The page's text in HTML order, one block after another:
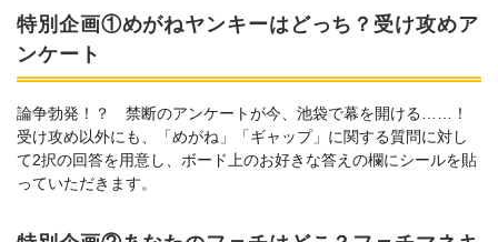
特別企画①めがねヤンキーはどっち？受け攻めア
ンケート
論争勃発！？ 禁断のアンケートが今、池袋で幕を開ける……！
受け攻め以外にも、「めがね」「ギャップ」に関する質問に対し
て2択の回答を用意し、ボード上のお好きな答えの欄にシールを貼
っていただきます。